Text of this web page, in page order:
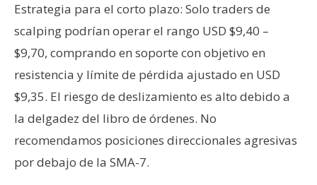
Estrategia para el corto plazo: Solo traders de
scalping podrían operar el rango USD $9,40 –
$9,70, comprando en soporte con objetivo en
resistencia y límite de pérdida ajustado en USD
$9,35. El riesgo de deslizamiento es alto debido a
la delgadez del libro de órdenes. No
recomendamos posiciones direccionales agresivas
por debajo de la SMA-7.